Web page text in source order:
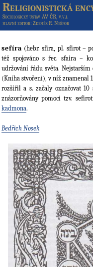
Religionistická
Sociologický ústav AV ČR, v.v.i.
hlavní editor: Zdeněk R. Nešpor
sefíra (hebr. sfira, pl. sfirot –
též spojováno s řec. sfaira –
udržování řádu světa.
(Kniha stvoření), v níž znamenal
rozšířil a s. začaly označovat
znázorňovány pomocí tzv.
kadmona.
Bedřich Nosek